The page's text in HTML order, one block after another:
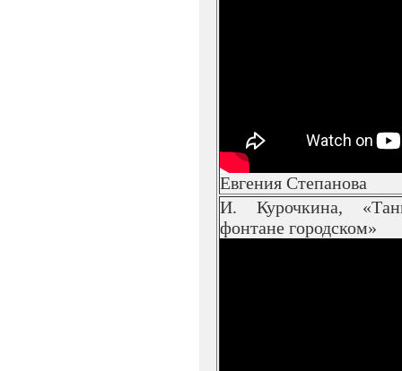
Евгения Степанова
И. Курочкина,
фонтане городском»